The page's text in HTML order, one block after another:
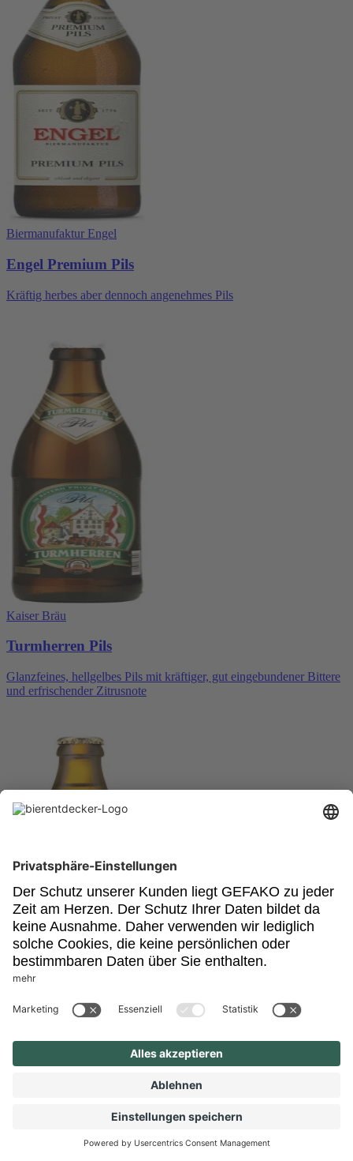
Biermanufaktur Engel
Engel Premium Pils
Kräftig herbes aber dennoch angenehmes Pils
Kaiser Bräu
Turmherren Pils
Glanzfeines, hellgelbes Pils mit kräftiger, gut eingebundener Bittere
und erfrischender Zitrusnote
Rothaus
Rothaus Pils